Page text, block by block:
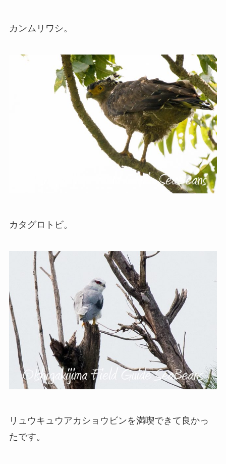
カンムリワシ。
カタグロトビ。
リュウキュウアカショウビンを満喫できて良かっ
たです。